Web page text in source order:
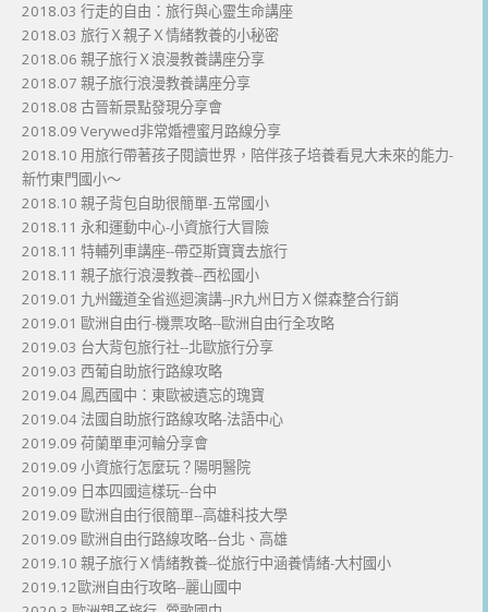
2018.03 行走的自由：旅行與心靈生命講座
2018.03 旅行Ｘ親子Ｘ情緒教養的小秘密
2018.06 親子旅行Ｘ浪漫教養講座分享
2018.07 親子旅行浪漫教養講座分享
2018.08 古晉新景點發現分享會
2018.09 Verywed非常婚禮蜜月路線分享
2018.10 用旅行帶著孩子閱讀世界，陪伴孩子培養看見大未來的能力-
新竹東門國小～
2018.10 親子背包自助很簡單-五常國小
2018.11 永和運動中心-小資旅行大冒險
2018.11 特輔列車講座--帶亞斯寶寶去旅行
2018.11 親子旅行浪漫教養--西松國小
2019.01 九州鐵道全省巡迴演講--JR九州日方Ｘ傑森整合行銷
2019.01 歐洲自由行-機票攻略--歐洲自由行全攻略
2019.03 台大背包旅行社--北歐旅行分享
2019.03 西葡自助旅行路線攻略
2019.04 鳳西國中：東歐被遺忘的瑰寶
2019.04 法國自助旅行路線攻略-法語中心
2019.09 荷蘭單車河輪分享會
2019.09 小資旅行怎麼玩？陽明醫院
2019.09 日本四國這樣玩--台中
2019.09 歐洲自由行很簡單--高雄科技大學
2019.09 歐洲自由行路線攻略--台北、高雄
2019.10 親子旅行Ｘ情緒教養--從旅行中涵養情緒-大村國小
2019.12歐洲自由行攻略--麗山國中